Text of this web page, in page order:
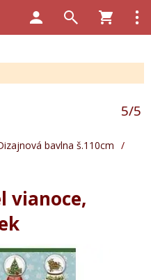
5/5
bavlna š.110cm /
vianoce,